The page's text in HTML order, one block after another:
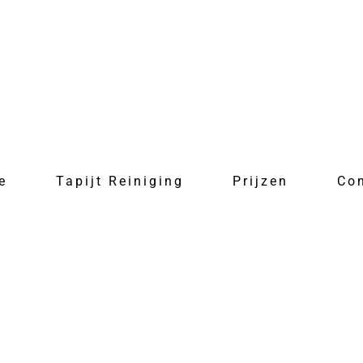
Tapijt Reiniging Prijzen